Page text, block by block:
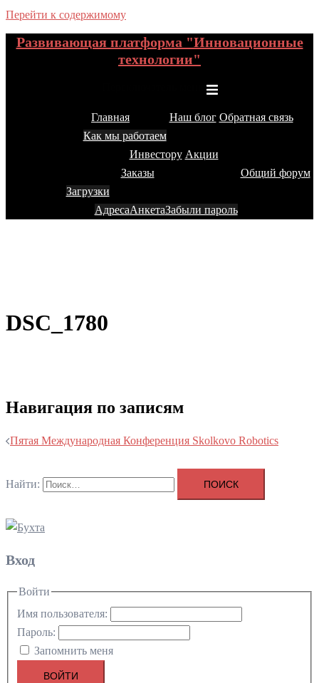
Перейти к содержимому
Развивающая платформа "Инновационные
технологии"
Главная
Как мы работаем
Наш блог Обратная связь
Инвестору Акции
Заказы
Загрузки
АдресаАнкетаЗабыли пароль
Общий форум
DSC_1780
Навигация по записям
Пятая Международная Конференция Skolkovo Robotics
Найти:
Вход
Войти
Имя пользователя:
Пароль:
Запомнить меня
ВОЙТИ